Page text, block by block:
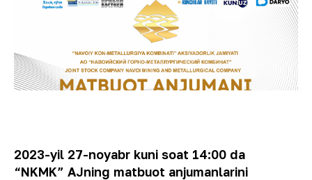
2023-yil 27-noyabr kuni soat 14:00 da
“NKMK” AJning matbuot anjumanlarini